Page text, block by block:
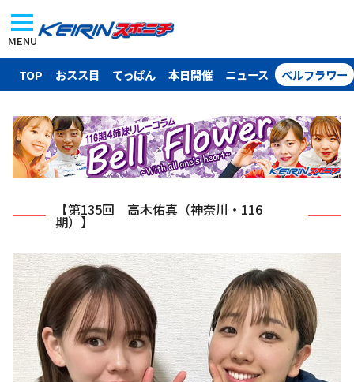
MENU
TOP おスス目 てっぱん 本日開催 ニュース ベルフラワー
【第135回 高木佑真（神奈川・116
期）】